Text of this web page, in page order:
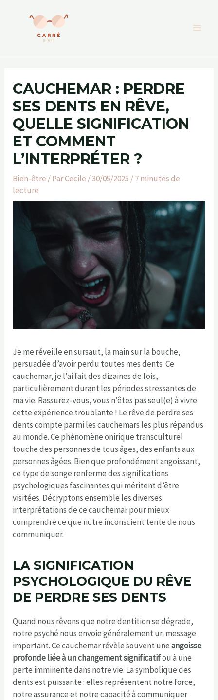
CAUCHEMAR : PERDRE
SES DENTS EN RÊVE,
QUELLE SIGNIFICATION
ET COMMENT
L’INTERPRÉTER ?
Bien-être / ParCecile /30/05/2025 /7 minutes de
lecture
Je me réveille en sursaut, la main sur la bouche,
persuadée d’avoir perdu toutes mes dents. Ce
cauchemar, je l’ai fait des dizaines de fois,
particulièrement durant les périodes stressantes de
ma vie. Rassurez-vous, vous n’êtes pas seul(e) à vivre
cette expérience troublante ! Le rêve de perdre ses
dents compte parmi les cauchemars les plus répandus
au monde. Ce phénomène onirique transculturel
touche des personnes de tous âges, des enfants aux
personnes âgées. Bien que profondément angoissant,
ce type de songe renferme des significations
psychologiques fascinantes qui méritent d’être
visitées. Décryptons ensemble les diverses
interprétations de ce cauchemar pour mieux
comprendre ce que notre inconscient tente de nous
communiquer.
LA SIGNIFICATION
PSYCHOLOGIQUE DU RÊVE
DE PERDRE SES DENTS
Quand nous rêvons que notre dentition se dégrade,
notre psyché nous envoie généralement un message
important. Ce cauchemar révèle souvent uneangoisse
profonde liée à un changement significatifou à une
perte imminente dans notre vie. La symbolique des
dents est puissante : elles représentent notre force,
notre assurance et notre capacité à communiquer